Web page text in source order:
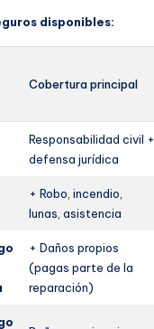
disponibles:
Cobertura principal
Responsabilidad civil +
defensa jurídica
+ Robo, incendio,
lunas, asistencia
+ Daños propios
(pagas parte de la
reparación)